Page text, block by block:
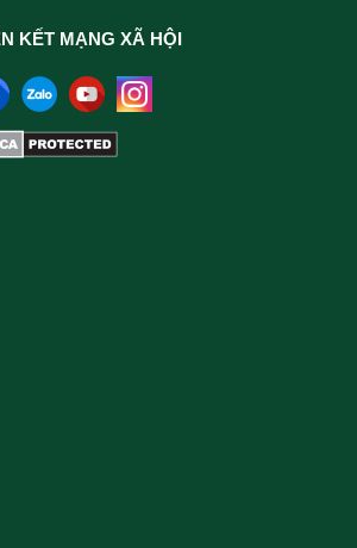
KẾT MẠNG XÃ HỘI